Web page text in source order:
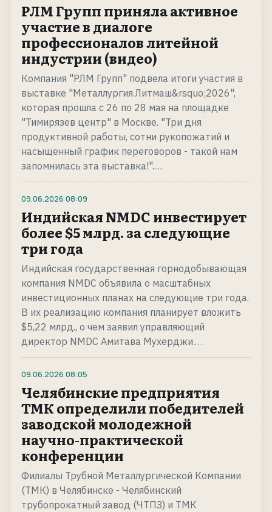
РЛМ Групп приняла активное
участие в диалоге
профессионалов литейной
индустрии (видео)
Компания "РЛМ Групп" подвела итоги участия в
выставке "Металлургия.Литмаш&rsquo;2026",
которая прошла с 26 по 28 мая на площадке
"Тимирязев центр" в Москве. "Три дня
продуктивной работы, сотни рукопожатий и
насыщенный график переговоров - такой нам
запомнилась эта выставка!".…
09.06.2026 08:09
Индийская NMDC инвестирует
более $5 млрд. за следующие
три года
Индийская государственная горнодобывающая
компания NMDC объявила о масштабных
инвестиционных планах на следующие три года.
В их реализацию компания планирует вложить
$5,22 млрд., о чем заявил управляющий
директор NMDC Амитава Мухерджи.…
09.06.2026 08:05
Челябинские предприятия
ТМК определили победителей
заводской молодежной
научно-практической
конференции
Филиалы Трубной Металлургической Компании
(ТМК) в Челябинске - Челябинский
трубопрокатный завод (ЧТПЗ) и ТМК